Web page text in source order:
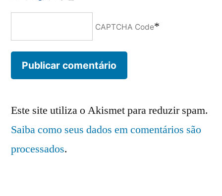
CAPTCHA Code*
Este site utiliza o Akismet para reduzir spam.
Saiba como seus dados em comentários são
processados.